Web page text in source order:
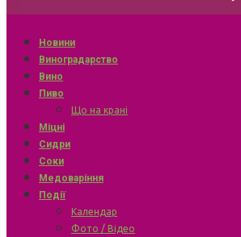
Новини
Виноградарство
Вино
Пиво
Що на крані
Міцні
Сидри
Соки
Медоваріння
Події
Календар
Фото / Відео